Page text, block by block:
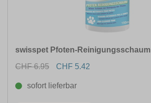
GRÖSSE
swisspet Pfoten-Reinigungsschaum
CHF 6.95
CHF 5.42
sofort lieferbar